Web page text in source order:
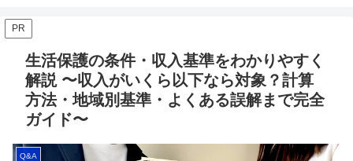
PR
生活保護の条件・収入基準をわかりやすく
解説 〜収入がいくら以下なら対象？計算
方法・地域別基準・よくある誤解まで完全
ガイド〜
Q&A